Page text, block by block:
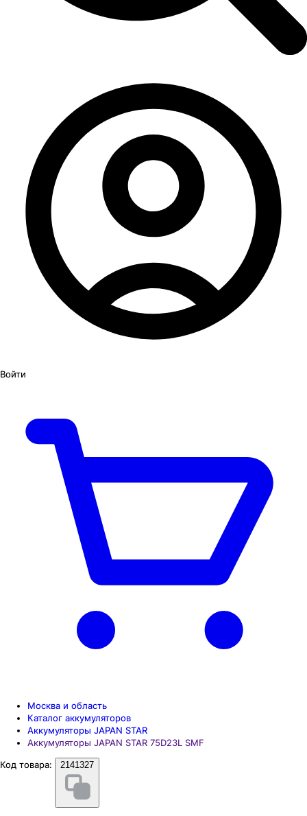
Войти
Москва и область
Каталог аккумуляторов
Аккумуляторы JAPAN STAR
Аккумуляторы JAPAN STAR 75D23L SMF
Код товара:
2141327